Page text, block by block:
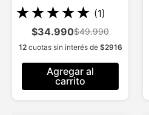
Bluetooth 5.1 hasta
10 mts de alcance
★★★★★ (1)
$34.990$49.990
12cuotas sin interés de $2916
Agregar al
carrito